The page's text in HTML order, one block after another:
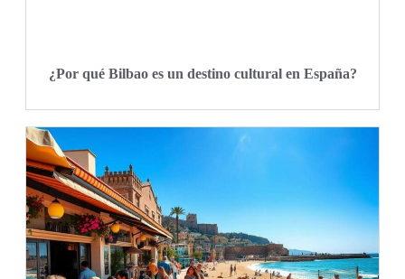
¿Por qué Bilbao es un destino cultural en España?